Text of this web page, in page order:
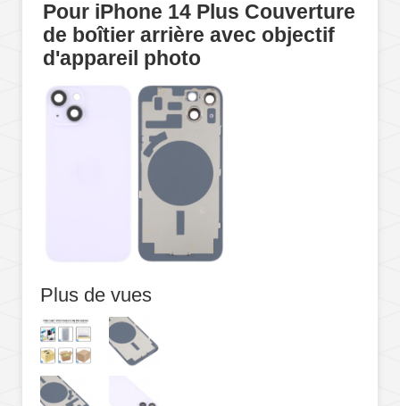
Pour iPhone 14 Plus Couverture
de boîtier arrière avec objectif
d'appareil photo
Plus de vues